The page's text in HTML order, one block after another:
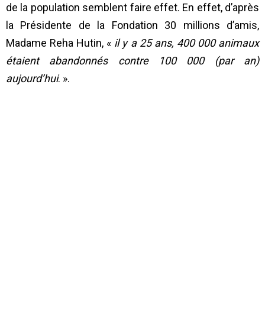
de la population semblent faire effet. En effet, d’après
la Présidente de la Fondation 30 millions d’amis,
Madame Reha Hutin, « il y a 25 ans, 400 000 animaux
étaient abandonnés contre 100 000 (par an)
aujourd’hui. ».